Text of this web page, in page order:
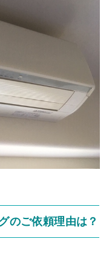
のご依頼理由は？